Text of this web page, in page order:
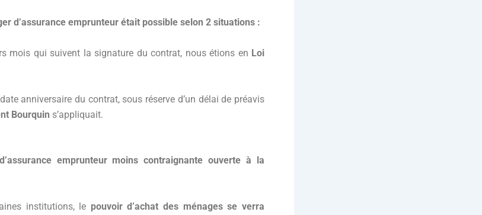
d’assurance emprunteur était possible selon 2 situations :
mois qui suivent la signature du contrat, nous étions en Loi
anniversaire du contrat, sous réserve d’un délai de préavis
Bourquin s’appliquait.
emprunteur moins contraignante ouverte à la
institutions, le pouvoir d’achat des ménages se verra